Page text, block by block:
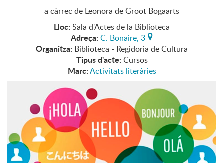
a càrrec de Leonora de Groot Bogaarts
Lloc: Sala d'Actes de la Biblioteca
Adreça: C. Bonaire, 3
Organitza: Biblioteca - Regidoria de Cultura
Tipus d'acte: Cursos
Marc:Activitats literàries